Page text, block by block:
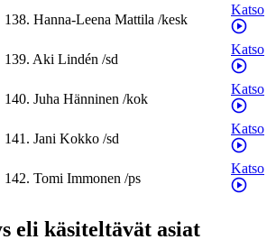
138. Hanna-Leena Mattila /kesk
Katso
139. Aki Lindén /sd
Katso
140. Juha Hänninen /kok
Katso
141. Jani Kokko /sd
Katso
142. Tomi Immonen /ps
Katso
eli käsiteltävät asiat